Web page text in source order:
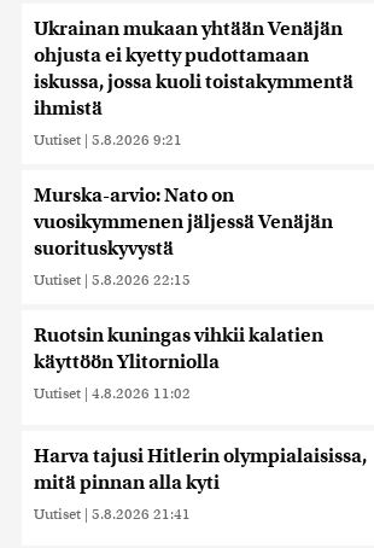
Ukrainan mukaan yhtään Venäjän
ohjusta ei kyetty pudottamaan
iskussa, jossa kuoli toistakymmentä
ihmistä
Uutiset | 5.8.2026 9:21
Murska-arvio: Nato on
vuosikymmenen jäljessä Venäjän
suorituskyvystä
Uutiset | 5.8.2026 22:15
Ruotsin kuningas vihkii kalatien
käyttöön Ylitorniolla
Uutiset | 4.8.2026 11:02
Harva tajusi Hitlerin olympialaisissa,
mitä pinnan alla kyti
Uutiset | 5.8.2026 21:41